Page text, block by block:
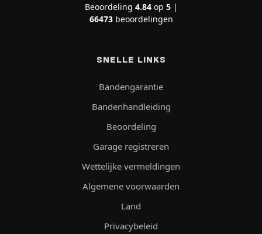
Beoordeling 4.84op 5|
66473beoordelingen
SNELLE LINKS
Bandengarantie
Bandenhandleiding
Beoordeling
Garage registreren
Wettelijke vermeldingen
Algemene voorwaarden
Land
Privacybeleid